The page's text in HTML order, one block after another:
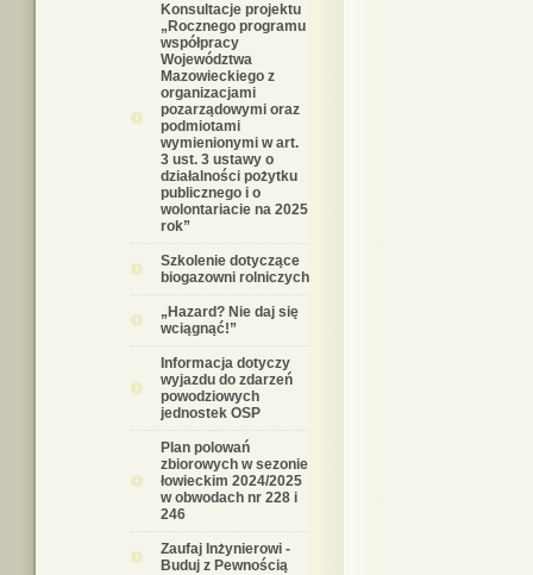
Konsultacje projektu
„Rocznego programu
współpracy
Województwa
Mazowieckiego z
organizacjami
pozarządowymi oraz
podmiotami
wymienionymi w art.
3 ust. 3 ustawy o
działalności pożytku
publicznego i o
wolontariacie na 2025
rok”
Szkolenie dotyczące
biogazowni rolniczych
„Hazard? Nie daj się
wciągnąć!”
Informacja dotyczy
wyjazdu do zdarzeń
powodziowych
jednostek OSP
Plan polowań
zbiorowych w sezonie
łowieckim 2024/2025
w obwodach nr 228 i
246
Zaufaj Inżynierowi -
Buduj z Pewnością